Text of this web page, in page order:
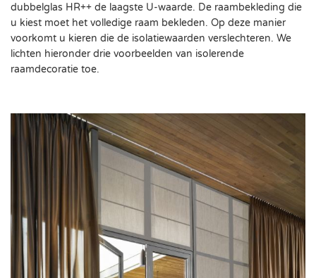
dubbelglas HR++ de laagste U-waarde. De raambekleding die
u kiest moet het volledige raam bekleden. Op deze manier
voorkomt u kieren die de isolatiewaarden verslechteren. We
lichten hieronder drie voorbeelden van isolerende
raamdecoratie toe.